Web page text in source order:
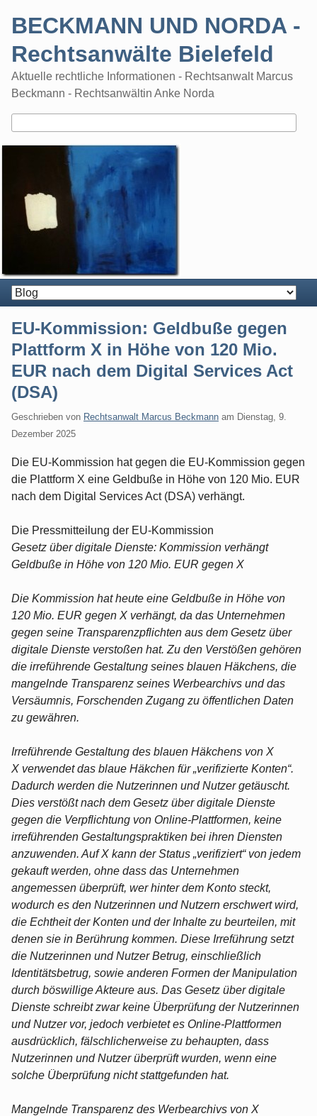
BECKMANN UND NORDA -
Rechtsanwälte Bielefeld
Aktuelle rechtliche Informationen - Rechtsanwalt Marcus
Beckmann - Rechtsanwältin Anke Norda
EU-Kommission: Geldbuße gegen
Plattform X in Höhe von 120 Mio.
EUR nach dem Digital Services Act
(DSA)
Geschrieben von Rechtsanwalt Marcus Beckmann am Dienstag, 9.
Dezember 2025
Die EU-Kommission hat gegen die EU-Kommission gegen
die Plattform X eine Geldbuße in Höhe von 120 Mio. EUR
nach dem Digital Services Act (DSA) verhängt.
Die Pressmitteilung der EU-Kommission
Gesetz über digitale Dienste: Kommission verhängt
Geldbuße in Höhe von 120 Mio. EUR gegen X
Die Kommission hat heute eine Geldbuße in Höhe von
120 Mio. EUR gegen X verhängt, da das Unternehmen
gegen seine Transparenzpflichten aus dem Gesetz über
digitale Dienste verstoßen hat. Zu den Verstößen gehören
die irreführende Gestaltung seines blauen Häkchens, die
mangelnde Transparenz seines Werbearchivs und das
Versäumnis, Forschenden Zugang zu öffentlichen Daten
zu gewähren.
Irreführende Gestaltung des blauen Häkchens von X
X verwendet das blaue Häkchen für „verifizierte Konten“.
Dadurch werden die Nutzerinnen und Nutzer getäuscht.
Dies verstößt nach dem Gesetz über digitale Dienste
gegen die Verpflichtung von Online-Plattformen, keine
irreführenden Gestaltungspraktiken bei ihren Diensten
anzuwenden. Auf X kann der Status „verifiziert“ von jedem
gekauft werden, ohne dass das Unternehmen
angemessen überprüft, wer hinter dem Konto steckt,
wodurch es den Nutzerinnen und Nutzern erschwert wird,
die Echtheit der Konten und der Inhalte zu beurteilen, mit
denen sie in Berührung kommen. Diese Irreführung setzt
die Nutzerinnen und Nutzer Betrug, einschließlich
Identitätsbetrug, sowie anderen Formen der Manipulation
durch böswillige Akteure aus. Das Gesetz über digitale
Dienste schreibt zwar keine Überprüfung der Nutzerinnen
und Nutzer vor, jedoch verbietet es Online-Plattformen
ausdrücklich, fälschlicherweise zu behaupten, dass
Nutzerinnen und Nutzer überprüft wurden, wenn eine
solche Überprüfung nicht stattgefunden hat.
Mangelnde Transparenz des Werbearchivs von X